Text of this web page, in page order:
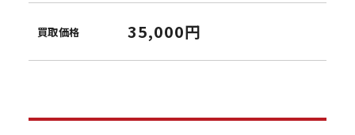
買取価格 35,000円